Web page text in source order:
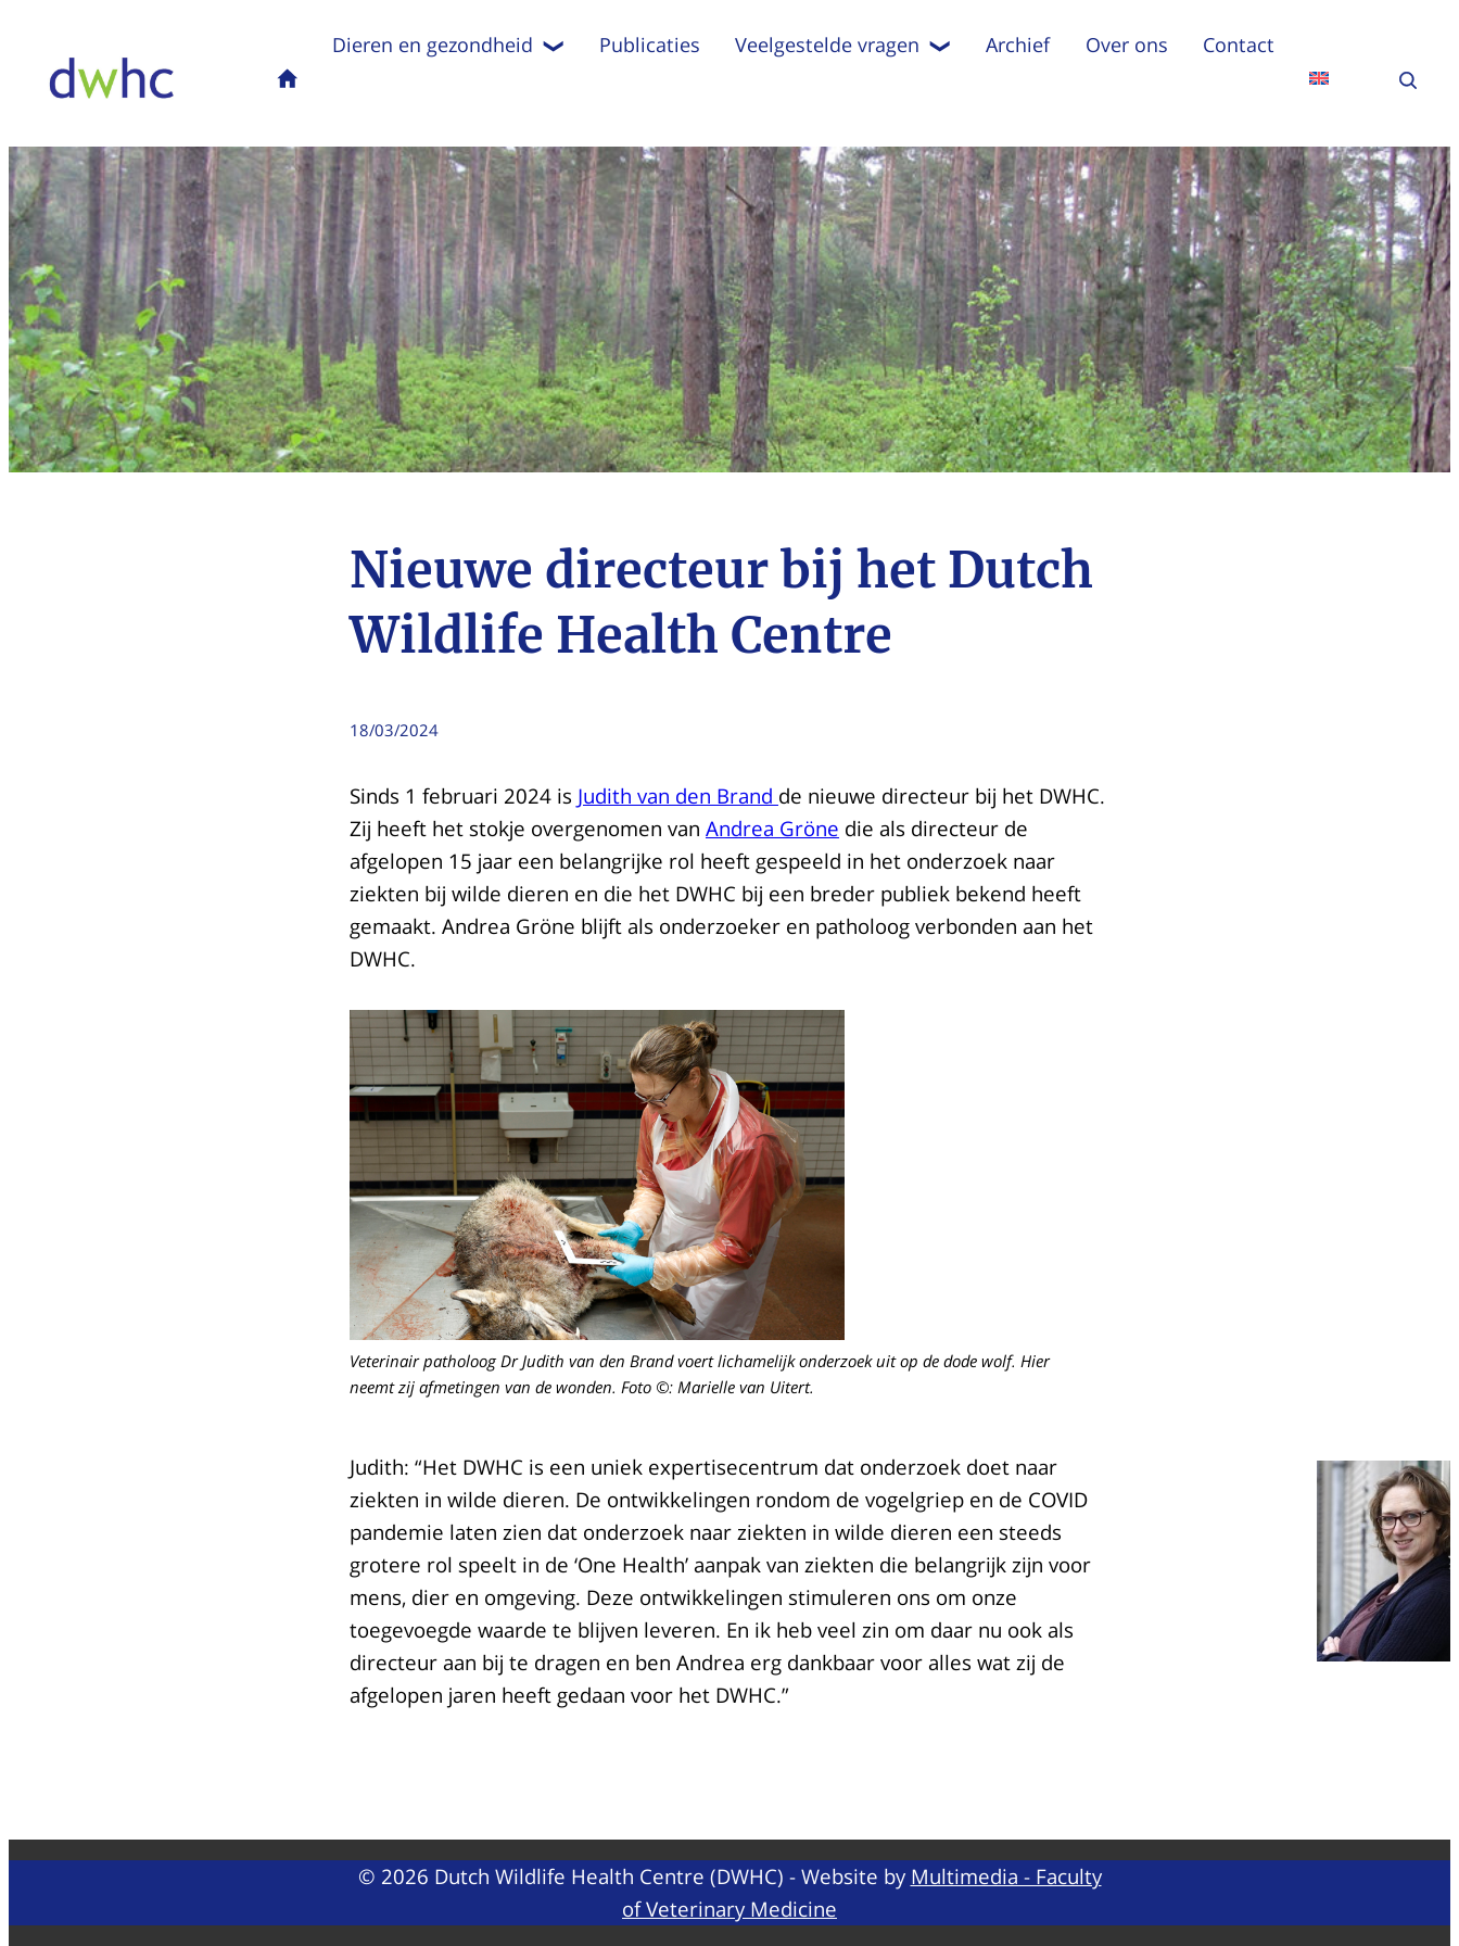
Dieren en gezondheid Publicaties Veelgestelde vragen Archief Over ons Contact
Nieuwe directeur bij het Dutch
Wildlife Health Centre
18/03/2024
Sinds 1 februari 2024 is Judith van den Brand de nieuwe directeur bij het DWHC.
Zij heeft het stokje overgenomen van Andrea Gröne die als directeur de
afgelopen 15 jaar een belangrijke rol heeft gespeeld in het onderzoek naar
ziekten bij wilde dieren en die het DWHC bij een breder publiek bekend heeft
gemaakt. Andrea Gröne blijft als onderzoeker en patholoog verbonden aan het
DWHC.
Veterinair patholoog Dr Judith van den Brand voert lichamelijk onderzoek uit op de dode wolf. Hier
neemt zij afmetingen van de wonden. Foto ©: Marielle van Uitert.
Judith: “Het DWHC is een uniek expertisecentrum dat onderzoek doet naar
ziekten in wilde dieren. De ontwikkelingen rondom de vogelgriep en de COVID
pandemie laten zien dat onderzoek naar ziekten in wilde dieren een steeds
grotere rol speelt in de ‘One Health’ aanpak van ziekten die belangrijk zijn voor
mens, dier en omgeving. Deze ontwikkelingen stimuleren ons om onze
toegevoegde waarde te blijven leveren. En ik heb veel zin om daar nu ook als
directeur aan bij te dragen en ben Andrea erg dankbaar voor alles wat zij de
afgelopen jaren heeft gedaan voor het DWHC.”
© 2026 Dutch Wildlife Health Centre (DWHC) - Website by Multimedia - Faculty
of Veterinary Medicine